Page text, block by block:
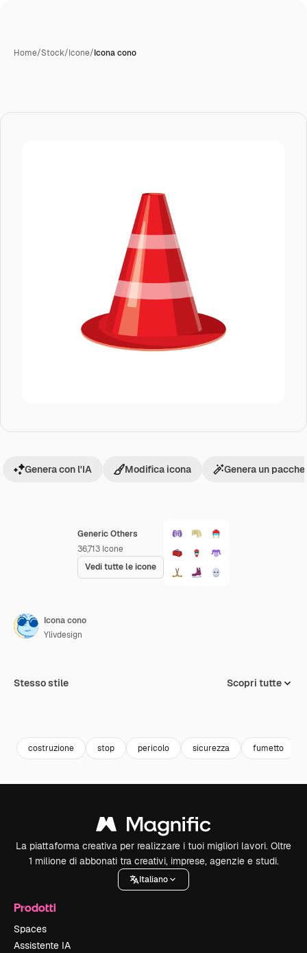
Home/Stock/Icone/Icona cono
Generic Others
36,713 Icone
Vedi tutte le icone
Genera con l'IA Modifica icona Genera un
Icona cono
Ylivdesign
Stesso stile Scopri tutte
costruzione stop pericolo sicurezza fumetto
La piattaforma creativa per realizzare i tuoi migliori lavori. Oltre
1 milione di abbonati tra creativi, imprese, agenzie e studi.
Italiano
Prodotti
Spaces
Assistente IA